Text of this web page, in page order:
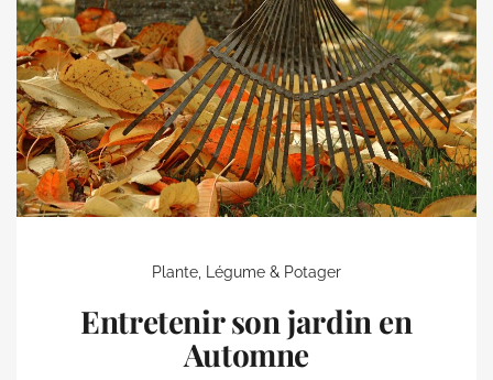
Plante, Légume & Potager
Entretenir son jardin en
Automne